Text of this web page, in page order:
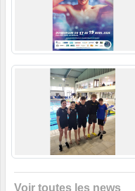
Voir toutes les news